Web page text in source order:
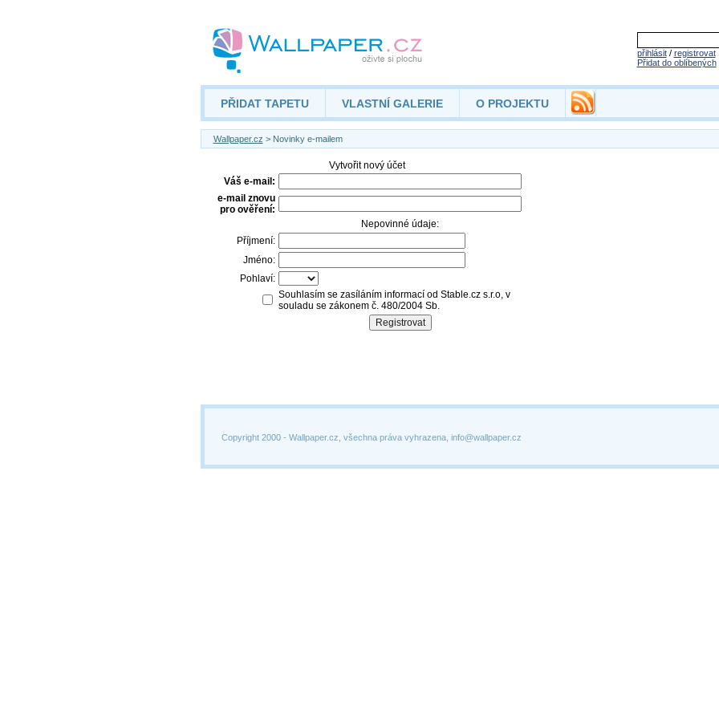
přihlásit/ registrovat
Přidat do oblíbených
PŘIDAT TAPETU VLASTNÍ GALERIE O PROJEKTU
Wallpaper.cz > Novinky e-mailem
Copyright 2000 - Wallpaper.cz, všechna práva vyhrazena, info@wallpaper.cz